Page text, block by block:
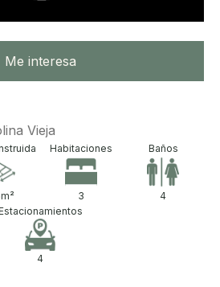
Me interesa
Vieja
m²
Habitaciones
3
Baños
4
4